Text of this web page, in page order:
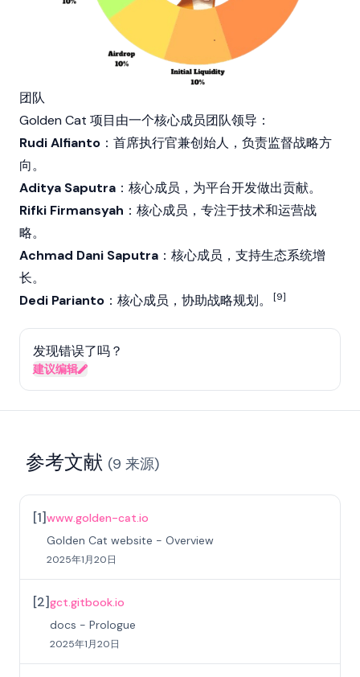
团队
Golden Cat 项目由一个核心成员团队领导：
Rudi Alfianto ：首席执行官兼创始人，负责监督战略方
向。
Aditya Saputra ：核心成员，为平台开发做出贡献。
Rifki Firmansyah ：核心成员，专注于技术和运营战
略。
Achmad Dani Saputra ：核心成员，支持生态系统增
长。
Dedi Parianto ：核心成员，协助战略规划。 [9]
发现错误了吗？
建议编辑
参考文献 (9 来源)
[1]www.golden-cat.io
Golden Cat website - Overview
2025年1月20日
[2]gct.gitbook.io
docs - Prologue
2025年1月20日